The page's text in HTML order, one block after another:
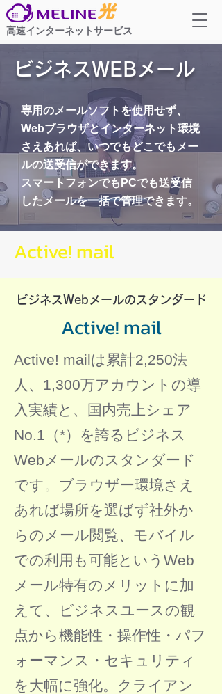
高速インターネットサービス
ビジネスWEBメール
専用のメールソフトを使用せず、
Webブラウザとインターネット環境
さえあれば、いつでもどこでもメー
ルの送受信ができます。
スマートフォンでもPCでも送受信
したメールを一括で管理できます。
Active! mail
ビジネスWebメールのスタンダード
Active! mail
Active! mailは累計2,250法
人、1,300万アカウントの導
入実績と、国内売上シェア
No.1（*）を誇るビジネス
Webメールのスタンダード
です。ブラウザー環境さえ
あれば場所を選ばず社外か
らのメール閲覧、モバイル
での利用も可能というWeb
メール特有のメリットに加
えて、ビジネスユースの観
点から機能性・操作性・パフ
ォーマンス・セキュリティ
を大幅に強化。クライアン